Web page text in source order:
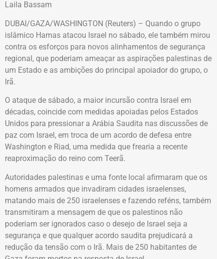
Laila Bassam
DUBAI/GAZA/WASHINGTON (Reuters) – Quando o grupo
islâmico Hamas atacou Israel no sábado, ele também mirou
contra os esforços para novos alinhamentos de segurança
regional, que poderiam ameaçar as aspirações palestinas de
um Estado e as ambições do principal apoiador do grupo, o
Irã.
O ataque de sábado, a maior incursão contra Israel em
décadas, coincide com medidas apoiadas pelos Estados
Unidos para pressionar a Arábia Saudita nas discussões de
paz com Israel, em troca de um acordo de defesa entre
Washington e Riad, uma medida que frearia a recente
reaproximação do reino com Teerã.
Autoridades palestinas e uma fonte local afirmaram que os
homens armados que invadiram cidades israelenses,
matando mais de 250 israelenses e fazendo reféns, também
transmitiram a mensagem de que os palestinos não
poderiam ser ignorados caso o desejo de Israel seja a
segurança e que qualquer acordo saudita prejudicará a
redução da tensão com o Irã. Mais de 250 habitantes de